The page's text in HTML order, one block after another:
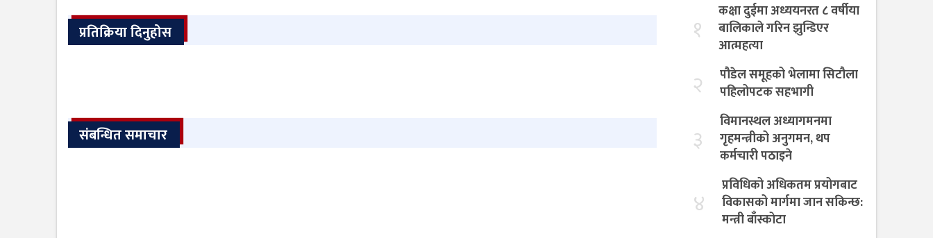
प्रतिक्रिया दिनुहोस
संबन्धित समाचार
१
कक्षा दुईमा अध्ययनरत ८ वर्षीया
बालिकाले गरिन झुन्डिएर
आत्महत्या
२
पौडेल समूहको भेलामा सिटौला
पहिलोपटक सहभागी
३
विमानस्थल अध्यागमनमा
गृहमन्त्रीको अनुगमन, थप
कर्मचारी पठाइने
४
प्रविधिको अधिकतम प्रयोगबाट
विकासको मार्गमा जान सकिन्छ:
मन्त्री बाँस्कोटा